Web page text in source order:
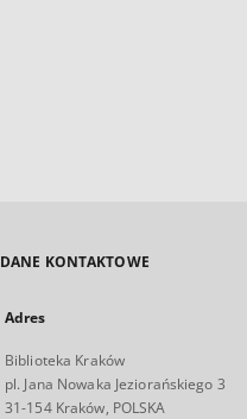
DANE KONTAKTOWE
Adres
Biblioteka Kraków
pl. Jana Nowaka Jeziorańskiego 3
31-154 Kraków, POLSKA